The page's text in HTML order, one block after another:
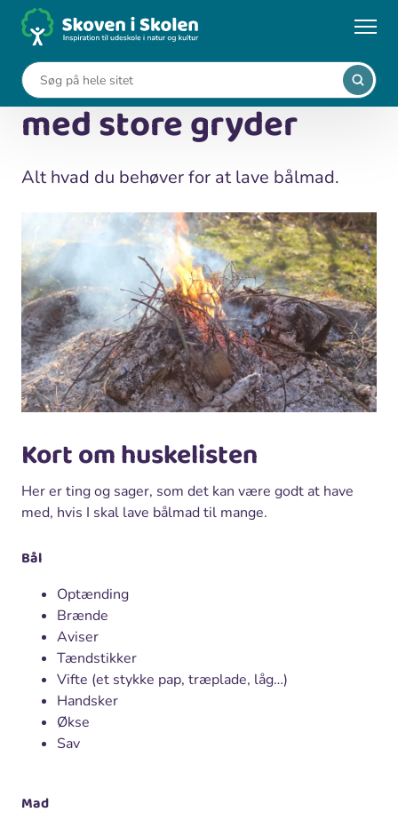
... Vild mad Huskeliste til bålmad med store gryder
Huskeliste til bålmad
med store gryder
Alt hvad du behøver for at lave bålmad.
Kort om huskelisten
Her er ting og sager, som det kan være godt at have
med, hvis I skal lave bålmad til mange.
Bål
Optænding
Brænde
Aviser
Tændstikker
Vifte (et stykke pap, træplade, låg…)
Handsker
Økse
Sav
Mad